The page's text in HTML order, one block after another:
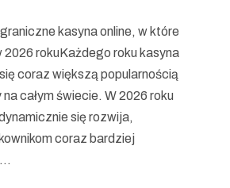
kasyna online, w które
2026 rokuKażdego roku kasyna
coraz większą popularnością
całym świecie. W 2026 roku
się rozwija,
coraz bardziej